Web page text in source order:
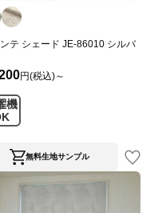
テ シェード JE-86010 シルバ
円(税込)～
機
無料生地サンプル